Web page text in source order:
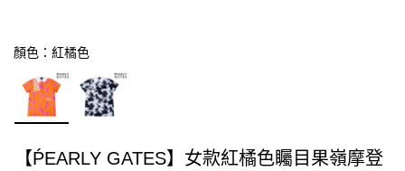
顏色：紅橘色
【ṔEARLY GATES】女款紅橘色矚目果嶺摩登